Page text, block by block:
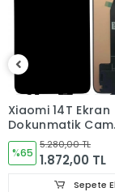
Montajı
değişimi yoktur.
Ürün
iadelerinde Kargo
Ürün Değişimler
Ekran Türü
Xiaomi 14T Ekran
Dokunmatik Cam
ORJINAL
%65
5.280,00 TL
1.872,00 TL
Sepete